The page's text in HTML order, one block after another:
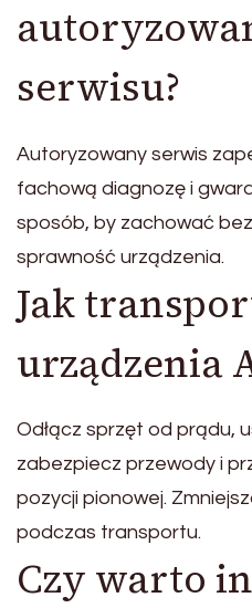
serwisu?
Autoryzowany serwis
fachową diagnozę i
sposób, by zachować
sprawność urządzenia.
Jak
urządzenia
Odłącz sprzęt od prądu,
zabezpiecz przewody i
pozycji pionowej.
podczas transportu.
Czy warto